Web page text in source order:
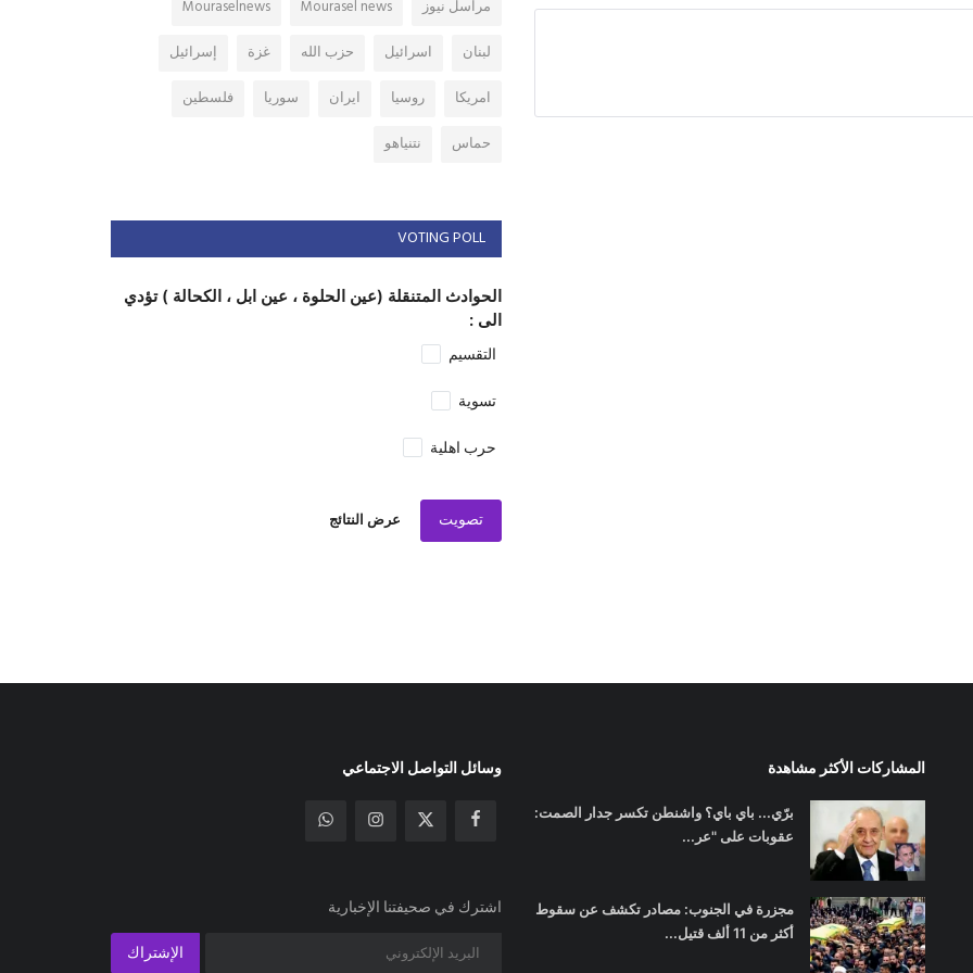
مراسل نيوز Mourasel news
Mouraselnews
لبنان
اسرائيل حزب الله غزة
إسرائيل
امريكا
روسيا ايران سوريا
فلسطين
حماس
نتنياهو
VOTING POLL
الحوادث المتنقلة (عين الحلوة ، عين ابل ، الكحالة ) تؤدي
الى :
التقسيم
تسوية
حرب اهلية
تصويت عرض النتائج
المشاركات الأكثر مشاهدة
برّي... باي باي؟ واشنطن تكسر جدار الصمت:
عقوبات على "عر...
مجزرة في الجنوب: مصادر تكشف عن سقوط
أكثر من 11 ألف قتيل...
وسائل التواصل الاجتماعي
اشترك في صحيفتنا الإخبارية
الإشتراك